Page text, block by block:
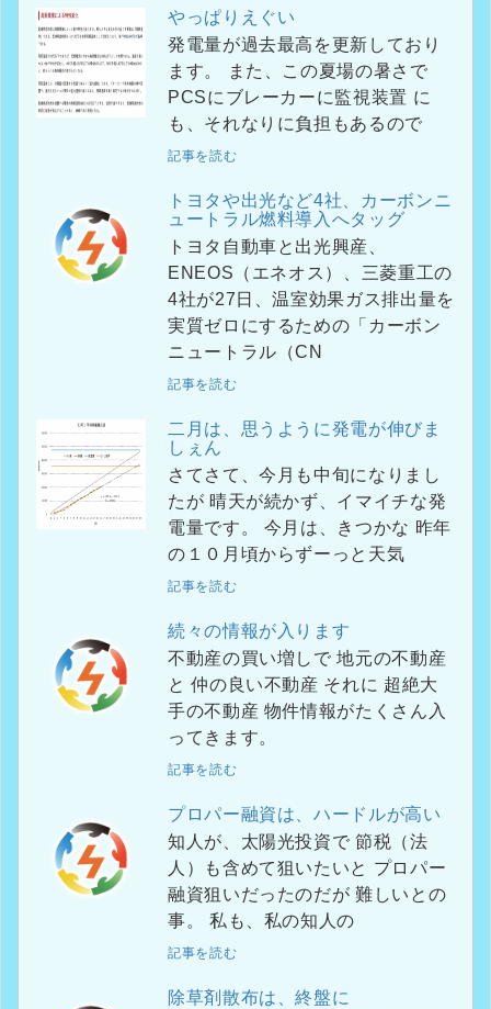
やっぱりえぐい
発電量が過去最高を更新しており
ます。 また、この夏場の暑さで
PCSにブレーカーに監視装置 に
も、それなりに負担もあるので
記事を読む
トヨタや出光など4社、カーボンニ
ュートラル燃料導入へタッグ
トヨタ自動車と出光興産、
ENEOS（エネオス）、三菱重工の
4社が27日、温室効果ガス排出量を
実質ゼロにするための「カーボン
ニュートラル（CN
記事を読む
二月は、思うように発電が伸びま
しぇん
さてさて、今月も中旬になりまし
たが 晴天が続かず、イマイチな発
電量です。 今月は、きつかな 昨年
の１０月頃からずーっと天気
記事を読む
続々の情報が入ります
不動産の買い増しで 地元の不動産
と 仲の良い不動産 それに 超絶大
手の不動産 物件情報がたくさん入
ってきます。
記事を読む
プロパー融資は、ハードルが高い
知人が、太陽光投資で 節税（法
人）も含めて狙いたいと プロパー
融資狙いだったのだが 難しいとの
事。 私も、私の知人の
記事を読む
除草剤散布は、終盤に